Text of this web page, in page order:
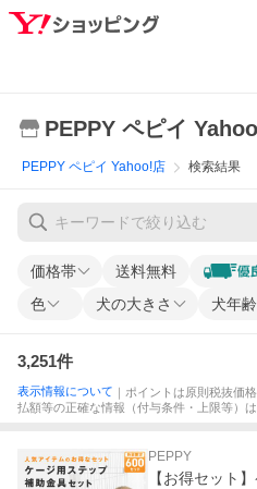
PEPPY ペピイ
PEPPY ペピイ Yahoo!店 検索結果
価格帯 送料無料
色 犬の大きさ 犬年齢
3,251件
表示情報について ｜ポイントは原則税抜価
払額等の正確な情報（付与条件・上限等）
PEPPY
【お得セット